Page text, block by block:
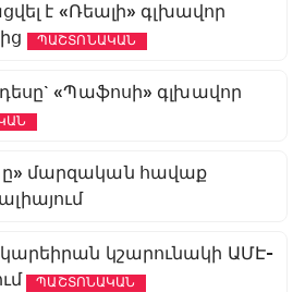
է «Ռեալի» գլխավոր
ՊԱՇՏՈՆԱԿԱՆ
«Պաֆոսի» գլխավոր
մարզական հավաք
կարեիրան կշարունակի ԱՄԷ-
ՊԱՇՏՈՆԱԿԱՆ